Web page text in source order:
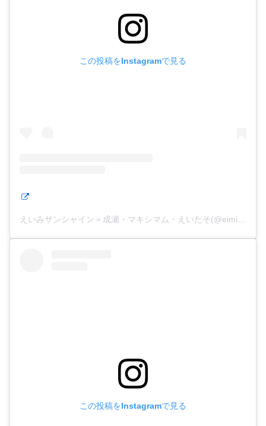
この投稿をInstagramで見る
この投稿をInstagramで見る